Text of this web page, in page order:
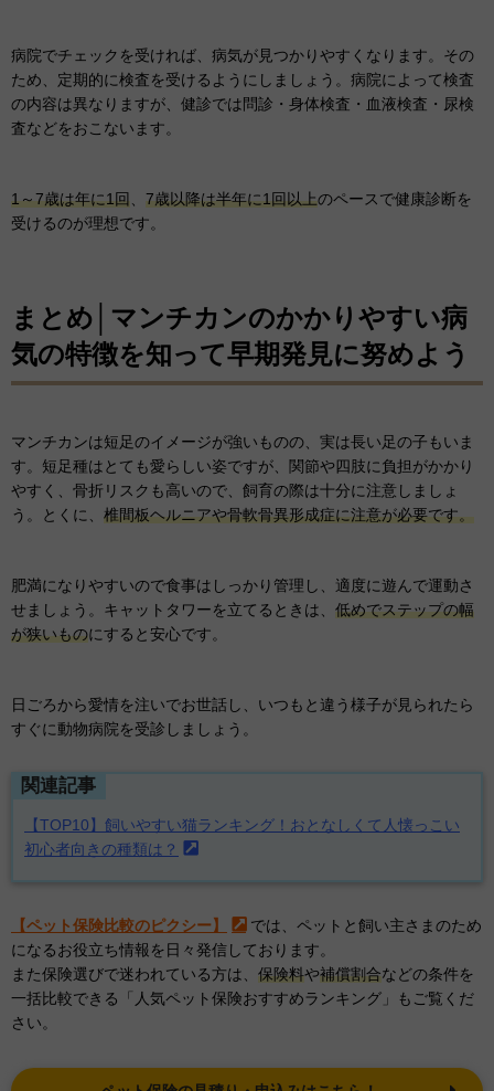
病院でチェックを受ければ、病気が見つかりやすくなります。その
ため、定期的に検査を受けるようにしましょう。病院によって検査
の内容は異なりますが、健診では問診・身体検査・血液検査・尿検
査などをおこないます。
1～7歳は年に1回、 7歳以降は半年に1回以上のペースで健康診断を
受けるのが理想です。
まとめ│マンチカンのかかりやすい病
気の特徴を知って早期発見に努めよう
マンチカンは短足のイメージが強いものの、実は長い足の子もいま
す。短足種はとても愛らしい姿ですが、関節や四肢に負担がかかり
やすく、骨折リスクも高いので、飼育の際は十分に注意しましょ
う。とくに、 椎間板ヘルニアや骨軟骨異形成症に注意が必要です。
肥満になりやすいので食事はしっかり管理し、適度に遊んで運動さ
せましょう。キャットタワーを立てるときは、 低めでステップの幅
が狭いものにすると安心です。
日ごろから愛情を注いでお世話し、いつもと違う様子が見られたら
すぐに動物病院を受診しましょう。
関連記事
【TOP10】飼いやすい猫ランキング！おとなしくて人懐っこい
初心者向きの種類は？
【ペット保険比較のピクシー】
では、ペットと飼い主さまのため
になるお役立ち情報を日々発信しております。
また保険選びで迷われている方は、 保険料や補償割合などの条件を
一括比較できる「人気ペット保険おすすめランキング」もご覧くだ
さい。